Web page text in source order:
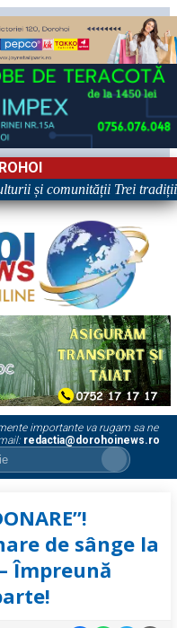
și comunității Trei tradiții.
importante va rugam sa ne
redactia@dorohoinews.ro
de sânge la
Împreună